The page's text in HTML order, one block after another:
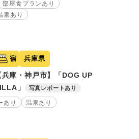
部屋食プランあり
泉あり
宿 兵庫県
兵庫・神戸市】「DOG UP
」
写真レポートあり
あり
温泉あり